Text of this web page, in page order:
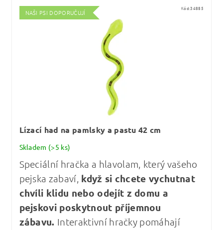
NAŠI PSI DOPORUČUJÍ
Kód:34885
Lízací had na pamlsky a pastu 42 cm
Skladem (>5 ks)
Speciální hračka a hlavolam, který vašeho
pejska zabaví, když si chcete vychutnat
chvíli klidu nebo odejít z domu a
pejskovi poskytnout příjemnou
zábavu. Interaktivní hračky pomáhají